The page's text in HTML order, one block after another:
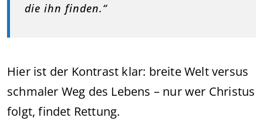
die ihn finden.“
Hier ist der Kontrast klar: breite Welt versus
schmaler Weg des Lebens – nur wer Christus
folgt, findet Rettung.